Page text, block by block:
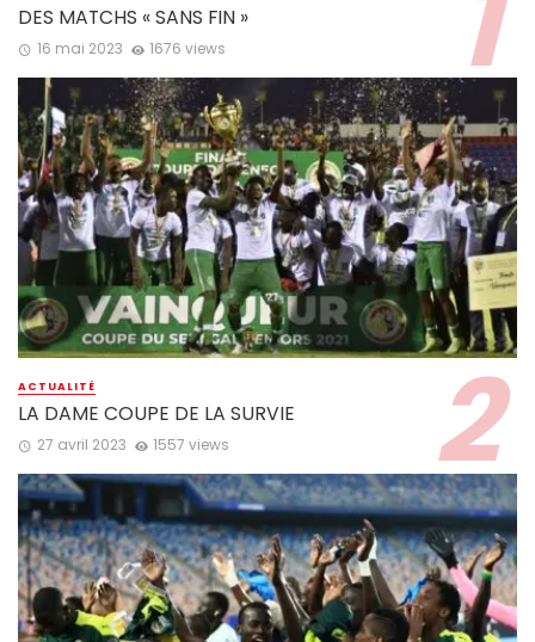
DES MATCHS « SANS FIN »
16 mai 2023 1676 views
ACTUALITÉ
LA DAME COUPE DE LA SURVIE
27 avril 2023 1557 views